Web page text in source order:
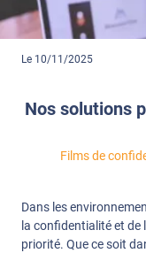
Le 10/11/2025
Nos solutions
Films de
Dans les
la confidentialité et de
priorité. Que ce soit